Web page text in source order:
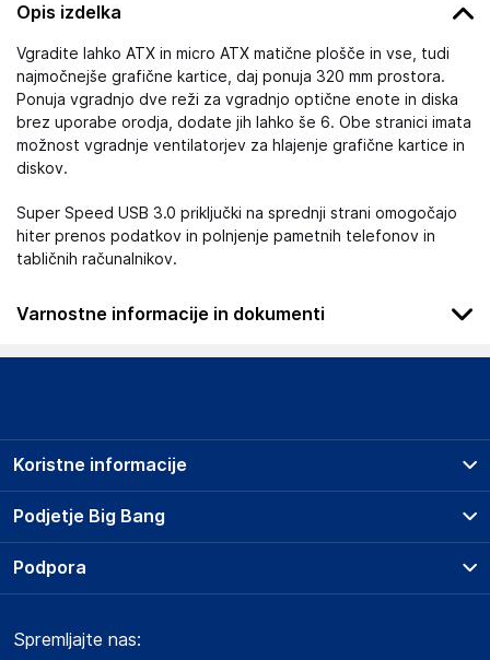
Opis izdelka
Vgradite lahko ATX in micro ATX matične plošče in vse, tudi
najmočnejše grafične kartice, daj ponuja 320 mm prostora.
Ponuja vgradnjo dve reži za vgradnjo optične enote in diska
brez uporabe orodja, dodate jih lahko še 6. Obe stranici imata
možnost vgradnje ventilatorjev za hlajenje grafične kartice in
diskov.
Super Speed USB 3.0 priključki na sprednji strani omogočajo
hiter prenos podatkov in polnjenje pametnih telefonov in
tabličnih računalnikov.
Varnostne informacije in dokumenti
Podatki o proizvajalcu
Hub Sales SL
Spain
Gospodarski subjekt s sedežem v EU, ki zagotavlja skladnost
izdelka z zahtevanimi predpisi.
Podjetje Big Bang
O podjetju
Obvestila za javnost
Koristne informacije
Prodajna mesta
Storitve
Dostava, vnos in odvoz
Podpora
Marketplace
Spremljajte nas: